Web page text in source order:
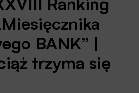
BANK” |
trzyma się